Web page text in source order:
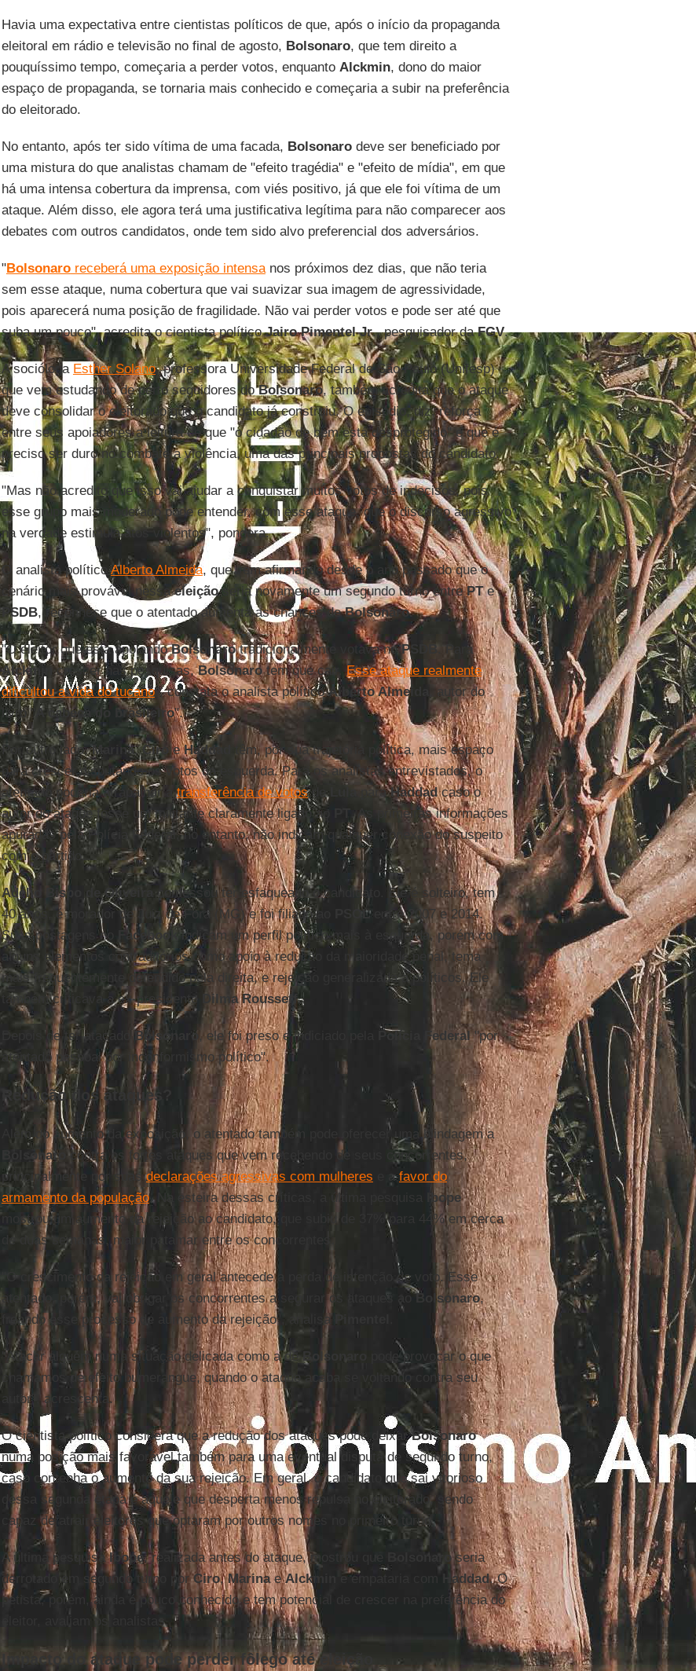
Havia uma expectativa entre cientistas políticos de que, após o início da propaganda
eleitoral em rádio e televisão no final de agosto, Bolsonaro, que tem direito a
pouquíssimo tempo, começaria a perder votos, enquanto Alckmin, dono do maior
espaço de propaganda, se tornaria mais conhecido e começaria a subir na preferência
do eleitorado.
No entanto, após ter sido vítima de uma facada, Bolsonarodeve ser beneficiado por
uma mistura do que analistas chamam de "efeito tragédia" e "efeito de mídia", em que
há uma intensa cobertura da imprensa, com viés positivo, já que ele foi vítima de um
ataque. Além disso, ele agora terá uma justificativa legítima para não comparecer aos
debates com outros candidatos, onde tem sido alvo preferencial dos adversários.
"Bolsonaroreceberá uma exposição intensanos próximos dez dias, que não teria
sem esse ataque, numa cobertura que vai suavizar sua imagem de agressividade,
pois aparecerá numa posição de fragilidade. Não vai perder votos e pode ser até que
suba um pouco", acredita o cientista políticoJairo Pimentel Jr., pesquisador daFGV.
A socióloga Esther Solano, professora Universidade Federal de São Paulo (Unifesp)
que vem estudando de perto seguidores doBolsonaro, também acredita que o ataque
deve consolidar o eleitorado que o candidato já construiu. O episódio, diz, reforça
entre seus apoiadores a leitura de que "o cidadão de bem está desprotegido" e que é
preciso ser duro no combate a violência, uma das principais propostas do candidato.
"Mas não acredito que isso vai ajudar a conquistar muitos votos de indecisos, pois
esse grupo mais moderado pode entender, com esse ataque, que o discurso agressivo
na verdade estimula atos violentos", pondera.
O analista políticoAlberto Almeida, que vem afirmando desde o ano passado que o
cenário mais provável nessaeleiçãoseria novamente um segundo turno entrePTe
PSDB, reconhece que o atentado aumenta as chances deBolsonaro.
"O eleitor que está apoiandoBolsonarotradicionalmente votava noPSDB . Para
Alckmincrescer nas pesquisas,Bolsonarotem que cair. Esse ataque realmente
dificultou a vida do tucano", constata o analista políticoAlberto Almeida
, autor do
livro " A cabeça do brasileiro".
Por outro lado,Marina,Ciro eHaddad
têm, por sua trajetória política, mais espaço
para crescer disputando os votos da esquerda. Para os analistas entrevistados, o
atentado poderia atrapalhar atransferência de votosde paraHaddadcaso o
autor do ataque fosse um militante claramente ligado ao
. As primeiras informações
apuradas pela Polícia Federal, no entanto, não indicam qualquer conexão do suspeito
com o partido.
Adélio Bispo de Oliveira
confessou ter esfaqueado o candidato. Ele é solteiro, tem
40 anos, é morador de Juiz de Fora (MG) e foi filiado ao
PSOLentre 2007 e 2014.
Suas postagens no
Facebook
indicam um perfil político mais à esquerda, porém com
alguns elementos contraditórios como apoio à redução da maioridade penal, tema
mais frequentemente defendido pela direita, e rejeição generalizada a políticos. Ele
também criticava a ex-presidente
Dilma Rousseff.
Depois de ter atacado Bolsonaro , ele foi preso e indiciado pela Polícia Federal"por
atentado pessoal por inconformismo político".
Redução dos ataques?
Além do aumento da exposição, o atentado também pode oferecer uma blindagem a
Bolsonaro
contra os fortes ataques que vem recebendo de seus concorrentes,
principalmente por suasdeclarações agressivas com mulheres e afavor do
armamento da população. Na esteira dessas críticas, a última pesquisa
Ibope
mostrou um aumento da rejeição ao candidato, que subiu de 37% para 44% em cerca
de duas semanas, maior patamar entre os concorrentes.
"O crescimento da rejeição em geral antecede a perda de intenção de voto. Esse
atentado, porém, vai obrigar os concorrentes a segurar os ataques aoBolsonaro,
freando esse processo de aumento da rejeição", analisa
"Atacar alguém numa situação delicada como a deBolsonaro
pode provocar o que
chamamos de efeito bumerangue, quando o ataque acaba se voltando contra seu
autor", acrescenta.
O cientista político considera que a redução dos ataques pode deixarBolsonaro
numa posição mais favorável também para uma eventual disputa de segundo turno,
caso contenha o aumento da sua rejeição. Em geral, o candidato que sai vitorioso
dessa segunda etapa é aquele que desperta menos repulsa no eleitorado, sendo
capaz de atrair eleitores que optaram por outros nomes no primeiro turno.
A última pesquisaIbope, realizada antes do ataque, mostrou que Bolsonaroseria
derrotado em segundo turno porCiro,MarinaeAlckmin e empataria com Haddad. O
petista, porém, ainda é pouco conhecido e tem potencial de crescer na preferência do
eleitor, avaliam os analistas.
Impacto do ataque pode perder fôlego até eleição